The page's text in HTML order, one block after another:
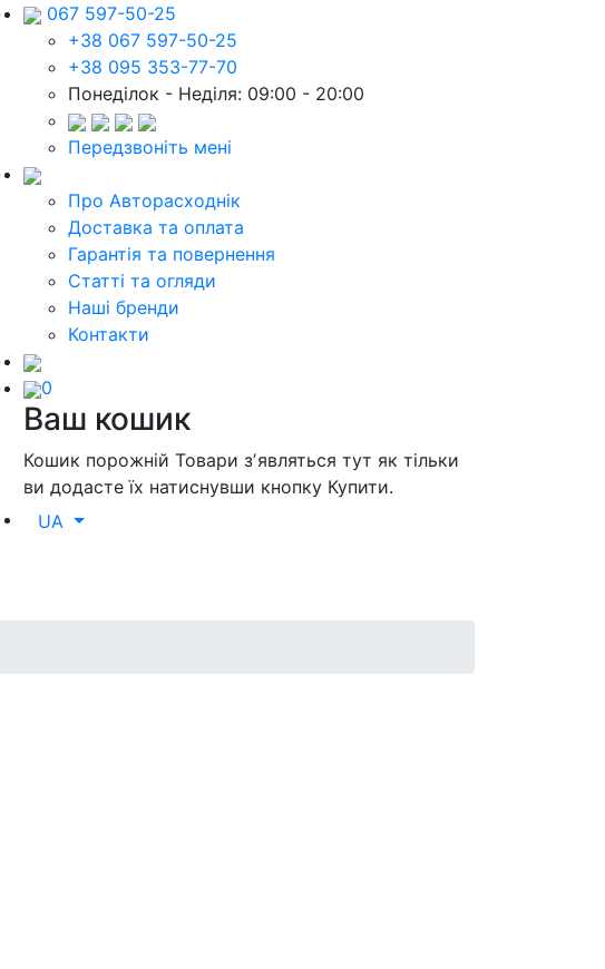
067 597-50-25
+38 067 597-50-25
+38 095 353-77-70
Понеділок - Неділя: 09:00 - 20:00
Передзвоніть мені
Про Авторасходнік
Доставка та оплата
Гарантія та повернення
Статті та огляди
Наші бренди
Контакти
0
Ваш кошик
Кошик порожній Товари зʼявляться тут як тільки
ви додасте їх натиснувши кнопку Купити.
UA